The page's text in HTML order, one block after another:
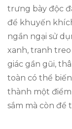
trưng bày độc
để khuyến
ngần ngại sử
xanh, tranh
giác gần gũi,
toàn có thể
thành một
sắm mà còn để